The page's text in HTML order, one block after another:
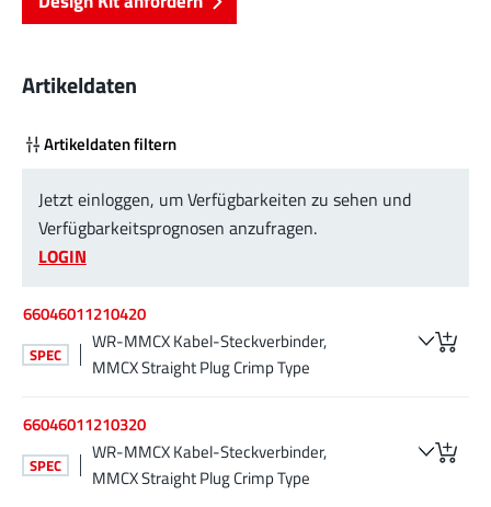
Artikeldaten
Artikeldaten filtern
Jetzt einloggen, um Verfügbarkeiten zu sehen und
Verfügbarkeitsprognosen anzufragen.
LOGIN
66046011210420
SPEC
WR-MMCX Kabel-Steckverbinder,
MMCX Straight Plug Crimp Type
66046011210320
SPEC
WR-MMCX Kabel-Steckverbinder,
MMCX Straight Plug Crimp Type